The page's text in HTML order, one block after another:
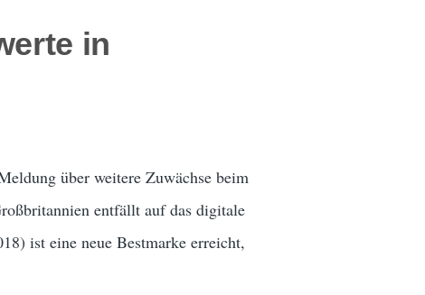
in
über weitere Zuwächse beim
entfällt auf das digitale
ist eine neue Bestmarke erreicht,